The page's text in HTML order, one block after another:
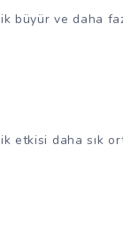
büyür ve daha
etkisi daha sık